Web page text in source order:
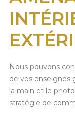
Nous pouvons
de vos enseignes
la main et le
stratégie de